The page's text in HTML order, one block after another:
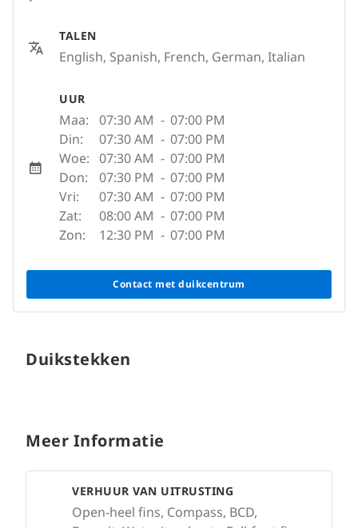
TALEN
English, Spanish, French, German, Italian
UUR
Maa: 07:30 AM - 07:00 PM
Din:
07:30 AM - 07:00 PM
Woe: 07:30 AM - 07:00 PM
Don:
07:30 PM - 07:00 PM
Vri:
07:30 AM - 07:00 PM
Zat:
08:00 AM - 07:00 PM
Zon:
12:30 PM - 07:00 PM
Contact met duikcentrum
Duikstekken
Meer Informatie
VERHUUR VAN UITRUSTING
Open-heel fins, Compass, BCD,